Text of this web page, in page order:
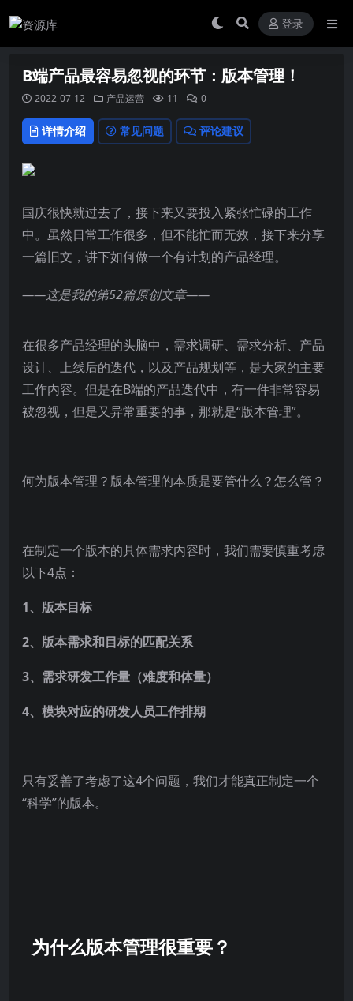
登录
B端产品最容易忽视的环节：版本管理！
2022-07-12 产品运营 11 0
详情介绍 常见问题 评论建议
国庆很快就过去了，接下来又要投入紧张忙碌的工作
中。虽然日常工作很多，但不能忙而无效，接下来分享
一篇旧文，讲下如何做一个有计划的产品经理。
——这是我的第52篇原创文章——
在很多产品经理的头脑中，需求调研、需求分析、产品
设计、上线后的迭代，以及产品规划等，是大家的主要
工作内容。但是在B端的产品迭代中，有一件非常容易
被忽视，但是又异常重要的事，那就是“版本管理”。
何为版本管理？版本管理的本质是要管什么？怎么管？
在制定一个版本的具体需求内容时，我们需要慎重考虑
以下4点：
1、版本目标
2、版本需求和目标的匹配关系
3、需求研发工作量（难度和体量）
4、模块对应的研发人员工作排期
只有妥善了考虑了这4个问题，我们才能真正制定一个
“科学”的版本。
为什么版本管理很重要？